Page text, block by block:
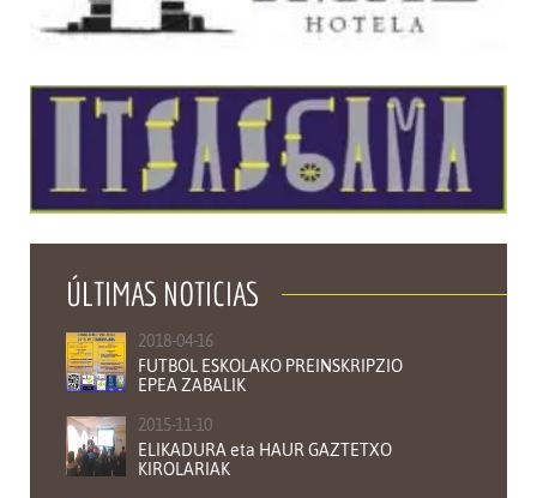
ÚLTIMAS NOTICIAS
2018-04-16
FUTBOL ESKOLAKO PREINSKRIPZIO
EPEA ZABALIK
2015-11-10
ELIKADURA eta HAUR GAZTETXO
KIROLARIAK